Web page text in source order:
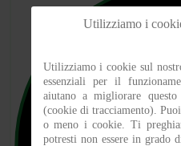
Utilizziamo i
Utilizziamo i cookie sul
essenziali per il
aiutano a migliorare
(cookie di tracciamento). Puoi
o meno i cookie. Ti
potresti non essere in grado